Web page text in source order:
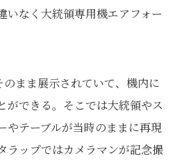
いなく大統領専用機エアフォー
まま展示されていて、機内に
ができる。そこでは大統領やス
やテーブルが当時のままに再現
ラップではカメラマンが記念撮